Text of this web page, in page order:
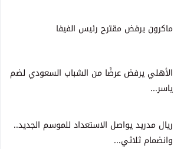
ماكرون يرفض مقترح رئيس الفيفا
الأهلي يرفض عرضًا من الشباب السعودي لضم
ياسر...
ريال مدريد يواصل الاستعداد للموسم الجديد..
وانضمام ثلاثي...